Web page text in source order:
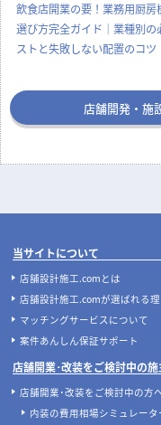
飲食店開業の要！業務用厨房
選び方完全ガイド｜業種別の
ストと失敗しない配置のコツ
店舗開発・施
当サイトについて
店舗設計施工.comとは
店舗設計施工.comが選ばれる
マッチングサービスについて
案件あんしん保証サポート
店舗開業･改装をご検討中の
店舗開業･改装をご検討中の方
内装の費用相場シミュレータ